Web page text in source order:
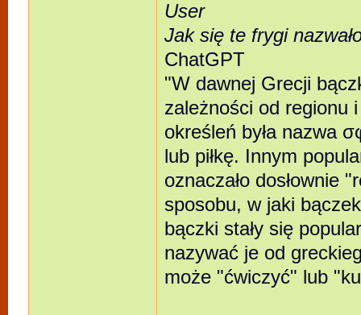
User
Jak się te frygi
ChatGPT
"W dawnej Grecji
zależności od regionu
określeń była nazwa
lub piłkę. Innym
oznaczało dosłownie
sposobu, w jaki
bączki stały się
nazywać je od
może "ćwiczyć" lub